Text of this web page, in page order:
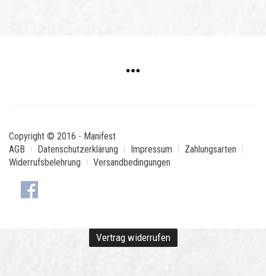
Copyright © 2016 - Manifest
AGB
Datenschutzerklärung Impressum
Zahlungsarten
Widerrufsbelehrung
Versandbedingungen
Vertrag widerrufen